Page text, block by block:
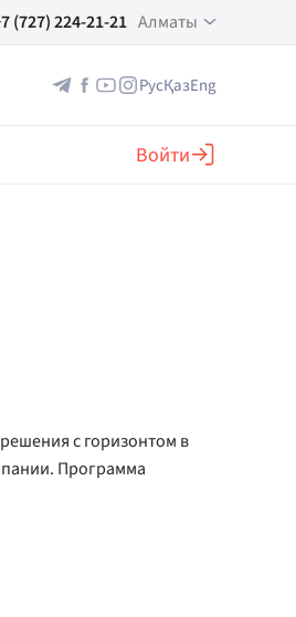
(727) 224-21-21 Алматы
РусҚазEng
Войти
с горизонтом в
Программа